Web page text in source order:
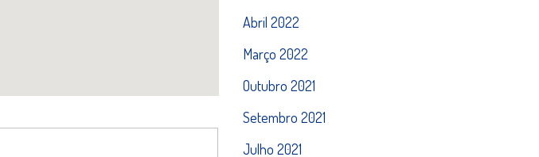
Abril 2022
Março 2022
Outubro 2021
Setembro 2021
Julho 2021